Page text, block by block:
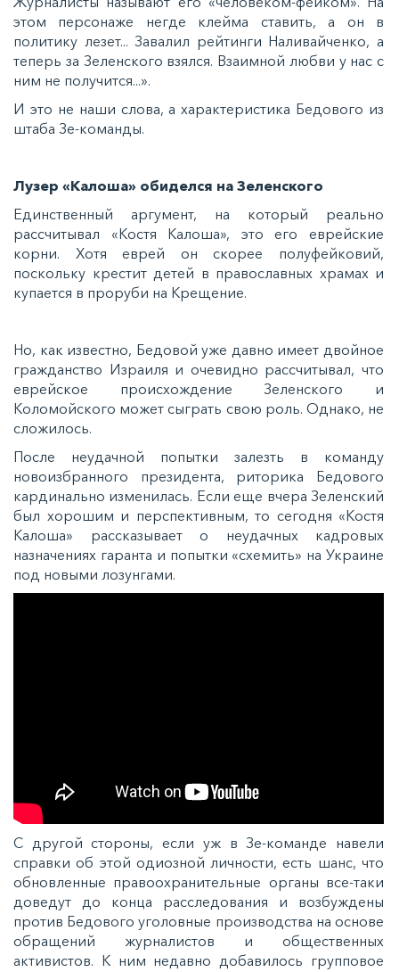
этом персонаже негде клейма ставить, а он в
политику лезет... Завалил рейтинги Наливайченко, а
теперь за Зеленского взялся. Взаимной любви у нас с
ним не получится...».
И это не наши слова, а характеристика Бедового из
штаба Зе-команды.
Лузер «Калоша» обиделся на Зеленского
Единственный аргумент, на который реально
рассчитывал «Костя Калоша», это его еврейские
корни. Хотя еврей он скорее полуфейковий,
поскольку крестит детей в православных храмах и
купается в проруби на Крещение.
Но, как известно, Бедовой уже давно имеет двойное
гражданство Израиля и очевидно рассчитывал, что
еврейское происхождение Зеленского и
Коломойского может сыграть свою роль. Однако, не
сложилось.
После неудачной попытки залезть в команду
новоизбранного президента, риторика Бедового
кардинально изменилась. Если еще вчера Зеленский
был хорошим и перспективным, то сегодня «Костя
Калоша» рассказывает о неудачных кадровых
назначениях гаранта и попытки «схемить» на Украине
под новыми лозунгами.
С другой стороны, если уж в Зе-команде навели
справки об этой одиозной личности, есть шанс, что
обновленные правоохранительные органы все-таки
доведут до конца расследования и возбуждены
против Бедового уголовные производства на основе
обращений журналистов и общественных
активистов. К ним недавно добавилось групповое